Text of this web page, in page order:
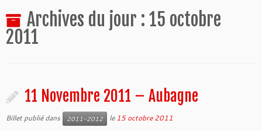
au
contenu
Archives du jour : 15 octobre
2011
11 Novembre 2011 – Aubagne
Billet publié dans 2011-2012 le15 octobre 2011